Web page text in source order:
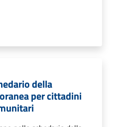
della
per cittadini